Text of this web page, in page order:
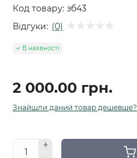
Код товару: зб43
Відгуки: (0)
В наявності
2 000.00 грн.
Знайшли даний товар дешевше?